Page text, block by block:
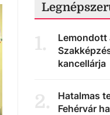
1.
Lemondott
kancellárja
2.
Hatalmas
Fehérvár